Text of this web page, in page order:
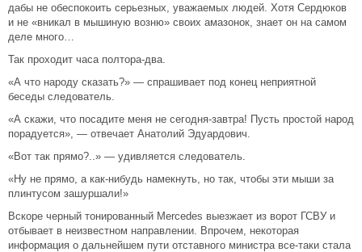
дабы не обеспокоить серьезных, уважаемых людей. Хотя Сердюков
и не «вникал в мышиную возню» своих амазонок, знает он на самом
деле много…
Так проходит часа полтора-два.
«А что народу сказать?» — спрашивает под конец неприятной
беседы следователь.
«А скажи, что посадите меня не сегодня-завтра! Пусть простой народ
порадуется», — отвечает Анатолий Эдуардович.
«Вот так прямо?..» — удивляется следователь.
«Ну не прямо, а как-нибудь намекнуть, но так, чтобы эти мыши за
плинтусом зашуршали!»
Вскоре черный тонированный Mercedes выезжает из ворот ГСВУ и
отбывает в неизвестном направлении. Впрочем, некоторая
информация о дальнейшем пути отставного министра все-таки стала